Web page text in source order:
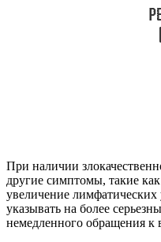
При наличии
другие симптомы, такие
увеличение
указывать на более
немедленного обращения к